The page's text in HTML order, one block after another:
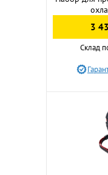
3
Склад